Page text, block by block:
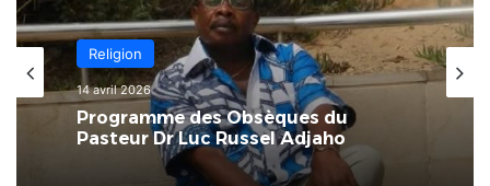
Religion
14 avril 2026
Programme des Obsèques du
Pasteur Dr Luc Russel Adjaho